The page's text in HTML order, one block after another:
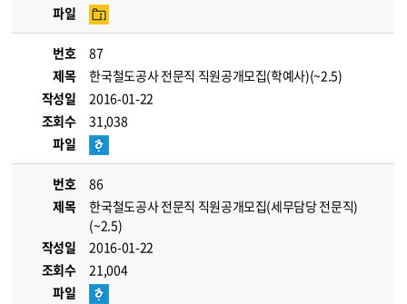
파일
번호
87
제목
한국철도공사 전문직 직원공개모집(학예사)(~2.5)
작성일
2016-01-22
조회수
31,038
파일
번호
86
제목
한국철도공사 전문직 직원공개모집(세무담당 전문직)
(~2.5)
작성일
2016-01-22
조회수
21,004
파일